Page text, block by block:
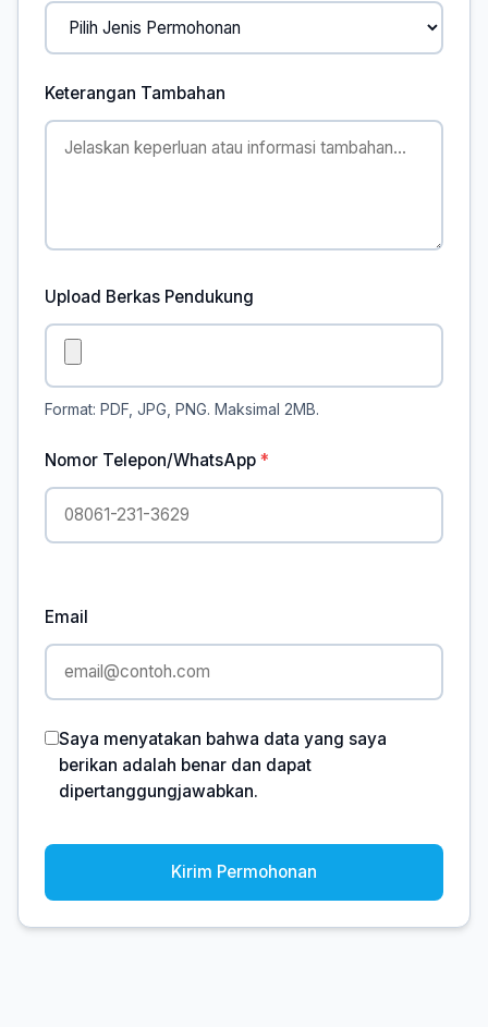
Keterangan Tambahan
Upload Berkas Pendukung
Format: PDF, JPG, PNG. Maksimal 2MB.
Nomor Telepon/WhatsApp
Email
Saya menyatakan bahwa data yang saya
berikan adalah benar dan dapat
dipertanggungjawabkan.
Kirim Permohonan